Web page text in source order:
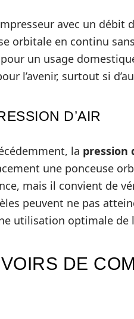
avec un débit
orbitale en continu
un usage
l’avenir, surtout si
D’AIR
la pression
une ponceuse
mais il convient de
peuvent ne pas
utilisation optimale de
DE